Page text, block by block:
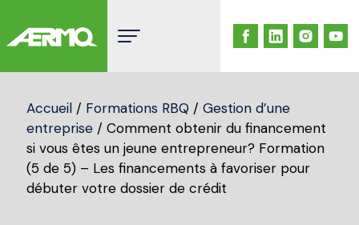
content
Accueil / Formations RBQ / Gestion d’une
entreprise / Comment obtenir du financement
si vous êtes un jeune entrepreneur? Formation
(5 de 5) – Les financements à favoriser pour
débuter votre dossier de crédit